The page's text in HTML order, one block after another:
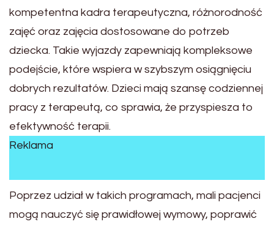
kompetentna kadra terapeutyczna, różnorodność
zajęć oraz zajęcia dostosowane do potrzeb
dziecka. Takie wyjazdy zapewniają kompleksowe
podejście, które wspiera w szybszym osiągnięciu
dobrych rezultatów. Dzieci mają szansę codziennej
pracy z terapeutą, co sprawia, że przyspiesza to
efektywność terapii.
Reklama
Poprzez udział w takich programach, mali pacjenci
mogą nauczyć się prawidłowej wymowy, poprawić